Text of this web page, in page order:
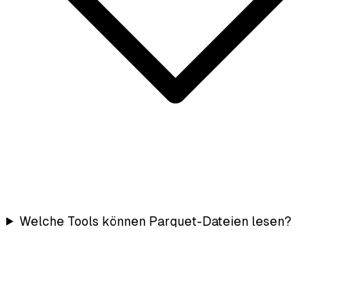
Welche Tools können Parquet-Dateien lesen?